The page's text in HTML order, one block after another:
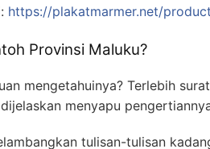
https://plakatmarmer.net/
Provinsi Maluku?
mengetahuinya? Terlebih
menyapu
tulisan-tulisan